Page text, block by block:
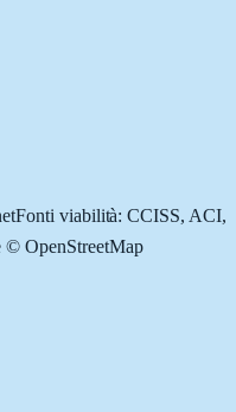
Fonti viabilità: CCISS, ACI,
© OpenStreetMap